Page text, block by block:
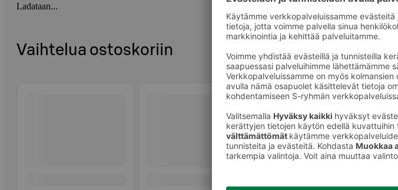
Ladataan...
Vaihtelua ostoskoriin